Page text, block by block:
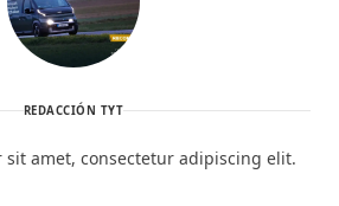
REDACCIÓN TYT
sit amet, consectetur adipiscing elit.